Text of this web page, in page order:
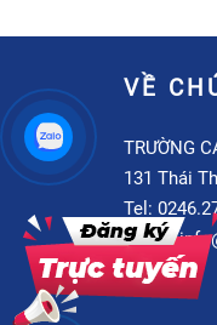
VỀ
TRƯỜNG
131 Thái
Tel:
Email: